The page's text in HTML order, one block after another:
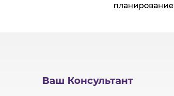
Ваш Консультант